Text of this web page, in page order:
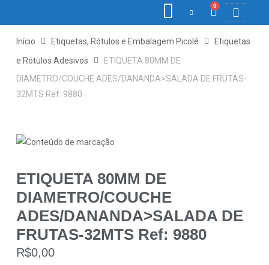
0
Início Etiquetas, Rótulos e Embalagem Picolé
Etiquetas
e Rótulos Adesivos
ETIQUETA 80MM DE
DIAMETRO/COUCHE ADES/DANANDA>SALADA DE FRUTAS-
32MTS Ref: 9880
ETIQUETA 80MM DE
DIAMETRO/COUCHE
ADES/DANANDA>SALADA DE
FRUTAS-32MTS Ref: 9880
R$0,00